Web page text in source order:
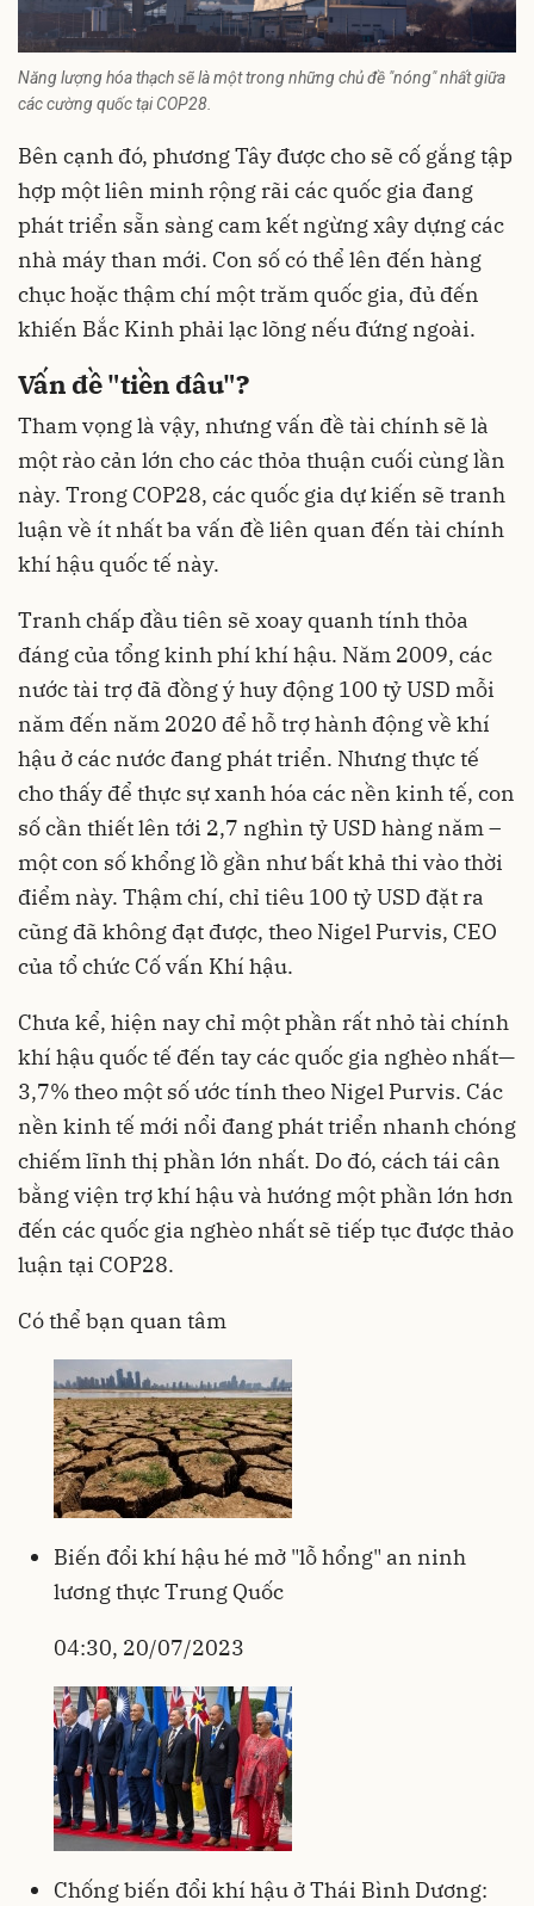
Năng lượng hóa thạch sẽ là một trong những chủ đề "nóng" nhất giữa
các cường quốc tại COP28.
Bên cạnh đó, phương Tây được cho sẽ cố gắng tập
hợp một liên minh rộng rãi các quốc gia đang
phát triển sẵn sàng cam kết ngừng xây dựng các
nhà máy than mới. Con số có thể lên đến hàng
chục hoặc thậm chí một trăm quốc gia, đủ đến
khiến Bắc Kinh phải lạc lõng nếu đứng ngoài.
Vấn đề "tiền đâu"?
Tham vọng là vậy, nhưng vấn đề tài chính sẽ là
một rào cản lớn cho các thỏa thuận cuối cùng lần
này. Trong COP28, các quốc gia dự kiến sẽ tranh
luận về ít nhất ba vấn đề liên quan đến tài chính
khí hậu quốc tế này.
Tranh chấp đầu tiên sẽ xoay quanh tính thỏa
đáng của tổng kinh phí khí hậu. Năm 2009, các
nước tài trợ đã đồng ý huy động 100 tỷ USD mỗi
năm đến năm 2020 để hỗ trợ hành động về khí
hậu ở các nước đang phát triển. Nhưng thực tế
cho thấy để thực sự xanh hóa các nền kinh tế, con
số cần thiết lên tới 2,7 nghìn tỷ USD hàng năm –
một con số khổng lồ gần như bất khả thi vào thời
điểm này. Thậm chí, chỉ tiêu 100 tỷ USD đặt ra
cũng đã không đạt được, theo Nigel Purvis, CEO
của tổ chức Cố vấn Khí hậu.
Chưa kể, hiện nay chỉ một phần rất nhỏ tài chính
khí hậu quốc tế đến tay các quốc gia nghèo nhất—
3,7% theo một số ước tính theo Nigel Purvis. Các
nền kinh tế mới nổi đang phát triển nhanh chóng
chiếm lĩnh thị phần lớn nhất. Do đó, cách tái cân
bằng viện trợ khí hậu và hướng một phần lớn hơn
đến các quốc gia nghèo nhất sẽ tiếp tục được thảo
luận tại COP28.
Có thể bạn quan tâm
Biến đổi khí hậu hé mở "lỗ hổng" an ninh
lương thực Trung Quốc
04:30, 20/07/2023
Chống biến đổi khí hậu ở Thái Bình Dương: